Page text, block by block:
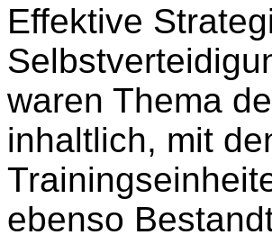
Effektive
waren Thema
inhaltlich, mit
ebenso